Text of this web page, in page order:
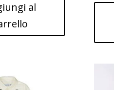
al